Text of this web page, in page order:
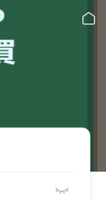

